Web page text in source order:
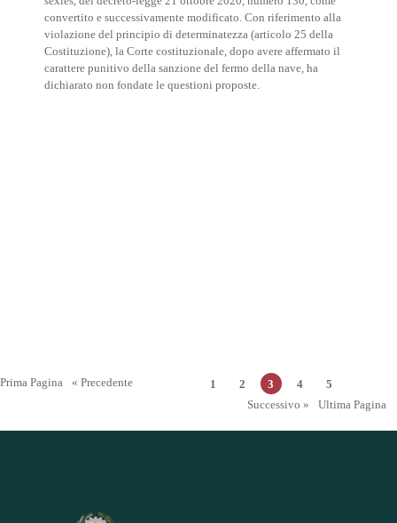
convertito e successivamente modificato. Con riferimento alla
violazione del principio di determinatezza (articolo 25 della
Costituzione), la Corte costituzionale, dopo avere affermato il
carattere punitivo della sanzione del fermo della nave, ha
dichiarato non fondate le questioni proposte.
Prima Pagina « Precedente 1 2 3 4
5
Ultima Pagina
Successivo »